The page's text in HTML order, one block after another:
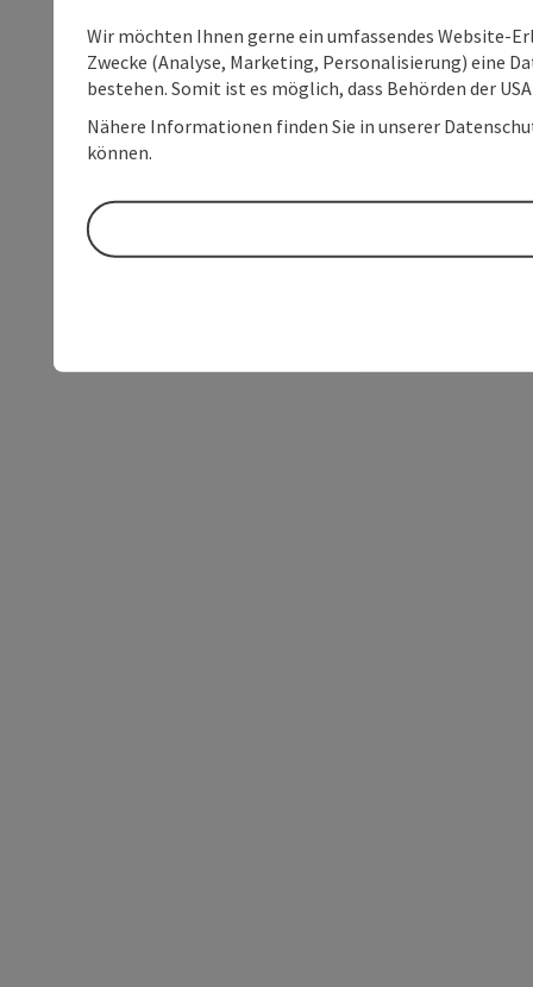
Wir möchten Ihnen gerne ein umfassendes Website-
Zwecke (Analyse, Marketing, Personalisierung) eine
bestehen. Somit ist es möglich, dass Behörden der
Nähere Informationen finden Sie in unserer
können.